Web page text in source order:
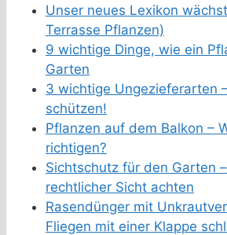
Unser neues Lexikon
Terrasse Pflanzen)
9 wichtige Dinge, wie ein
Garten
3 wichtige Ungezieferarten
schützen!
Pflanzen auf dem Balkon –
richtigen?
Sichtschutz für den Garten
rechtlicher Sicht achten
Rasendünger mit
Fliegen mit einer Klappe